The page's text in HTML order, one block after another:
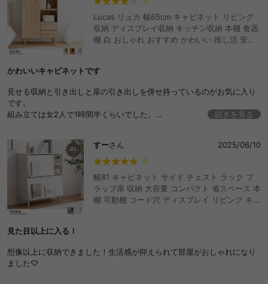
Lucas リュカ 幅65cm キャビネット リビング
収納 ディスプレイ収納 キッチン収納 本棚 食器
棚 白 おしゃれ おすすめ かわいい 推し活 安い
納 木製 一人暮らし 省スペース ファイル A4 本
かわいいキャビネットです
見せる収納と引き出しと扉の引き出しを併せ持っているのがお気に入り
です。
組み立ては女2人で1時間半くらいでした。
り濃いめの色です。わかっていたものの、商品画像とイメージが異なる
ので★マイナス1にしました。
続きを見る
すーさん
2025/06/10
5
幅81 キャビネット サイド チェスト ラック フ
ラップ扉 収納 大容量 コンパクト 省スペース 本
棚 可動棚 コード穴 ディスプレイ リビング キッ
見た目以上に入る！
想像以上に収納できました！生活感が抑えられて部屋がおしゃれになり
ました♡